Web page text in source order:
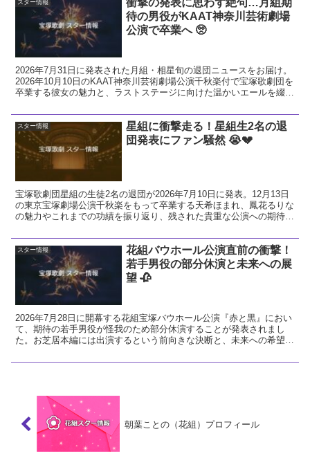
スター情報
待の男役がKAAT神奈川芸術劇場
公演で卒業へ 🥺
2026年7月31日に発表された月組・相星旬の退団ニュースをお届け。
2026年10月10日のKAAT神奈川芸術劇場公演千秋楽付で宝塚歌劇団を
卒業する彼女の魅力と、ラストステージに向けた温かいエールを綴り
スター情報
星組に衝撃走る！星組生2名の退
団発表にファン騒然 😭💔
宝塚歌劇団星組の生徒2名の退団が2026年7月10日に発表。12月13日
の東京宝塚劇場公演千秋楽をもって卒業する天希ほまれ、鳳花るりな
の魅力やこれまでの功績を振り返り、残された貴重な公演への期待と
スター情報
花組バウホール公演直前の衝撃！
若手男役の部分休演と未来への展
望 🥀
2026年7月28日に開幕する花組宝塚バウホール公演『赤と黒』におい
て、期待の若手男役が怪我のため部分休演することが発表されまし
た。お芝居本編には出演するという前向きな決断と、未来への希望に
朝葉ことの（花組）プロフィール